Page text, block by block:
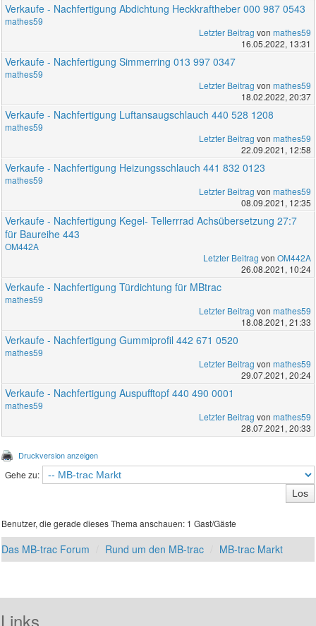
Verkaufe - Nachfertigung Abdichtung Heckkraftheber 000 987 0543
mathes59
Letzter Beitrag von mathes59
16.05.2022, 13:31
Verkaufe - Nachfertigung Simmerring 013 997 0347
mathes59
Letzter Beitrag von mathes59
18.02.2022, 20:37
Verkaufe - Nachfertigung Luftansaugschlauch 440 528 1208
mathes59
Letzter Beitrag von mathes59
22.09.2021, 12:58
Verkaufe - Nachfertigung Heizungsschlauch 441 832 0123
mathes59
Letzter Beitrag von mathes59
08.09.2021, 12:35
Verkaufe - Nachfertigung Kegel- Tellerrrad Achsübersetzung 27:7
für Baureihe 443
OM442A
Letzter Beitrag von OM442A
26.08.2021, 10:24
Verkaufe - Nachfertigung Türdichtung für MBtrac
mathes59
Letzter Beitrag von mathes59
18.08.2021, 21:33
Verkaufe - Nachfertigung Gummiprofil 442 671 0520
mathes59
Letzter Beitrag von mathes59
29.07.2021, 20:24
Verkaufe - Nachfertigung Auspufftopf 440 490 0001
mathes59
Letzter Beitrag von mathes59
28.07.2021, 20:33
Druckversion anzeigen
Gehe zu:
Benutzer, die gerade dieses Thema anschauen: 1 Gast/Gäste
Das MB-trac Forum Rund um den MB-trac MB-trac Markt
Links